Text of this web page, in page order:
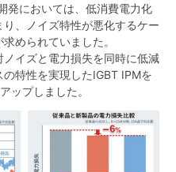
発においては、低消費電力化
、ノイズ特性が悪化するケー
められていました。
イズと電力損失を同時に低減
特性を実現したIGBT IPMを
ップしました。